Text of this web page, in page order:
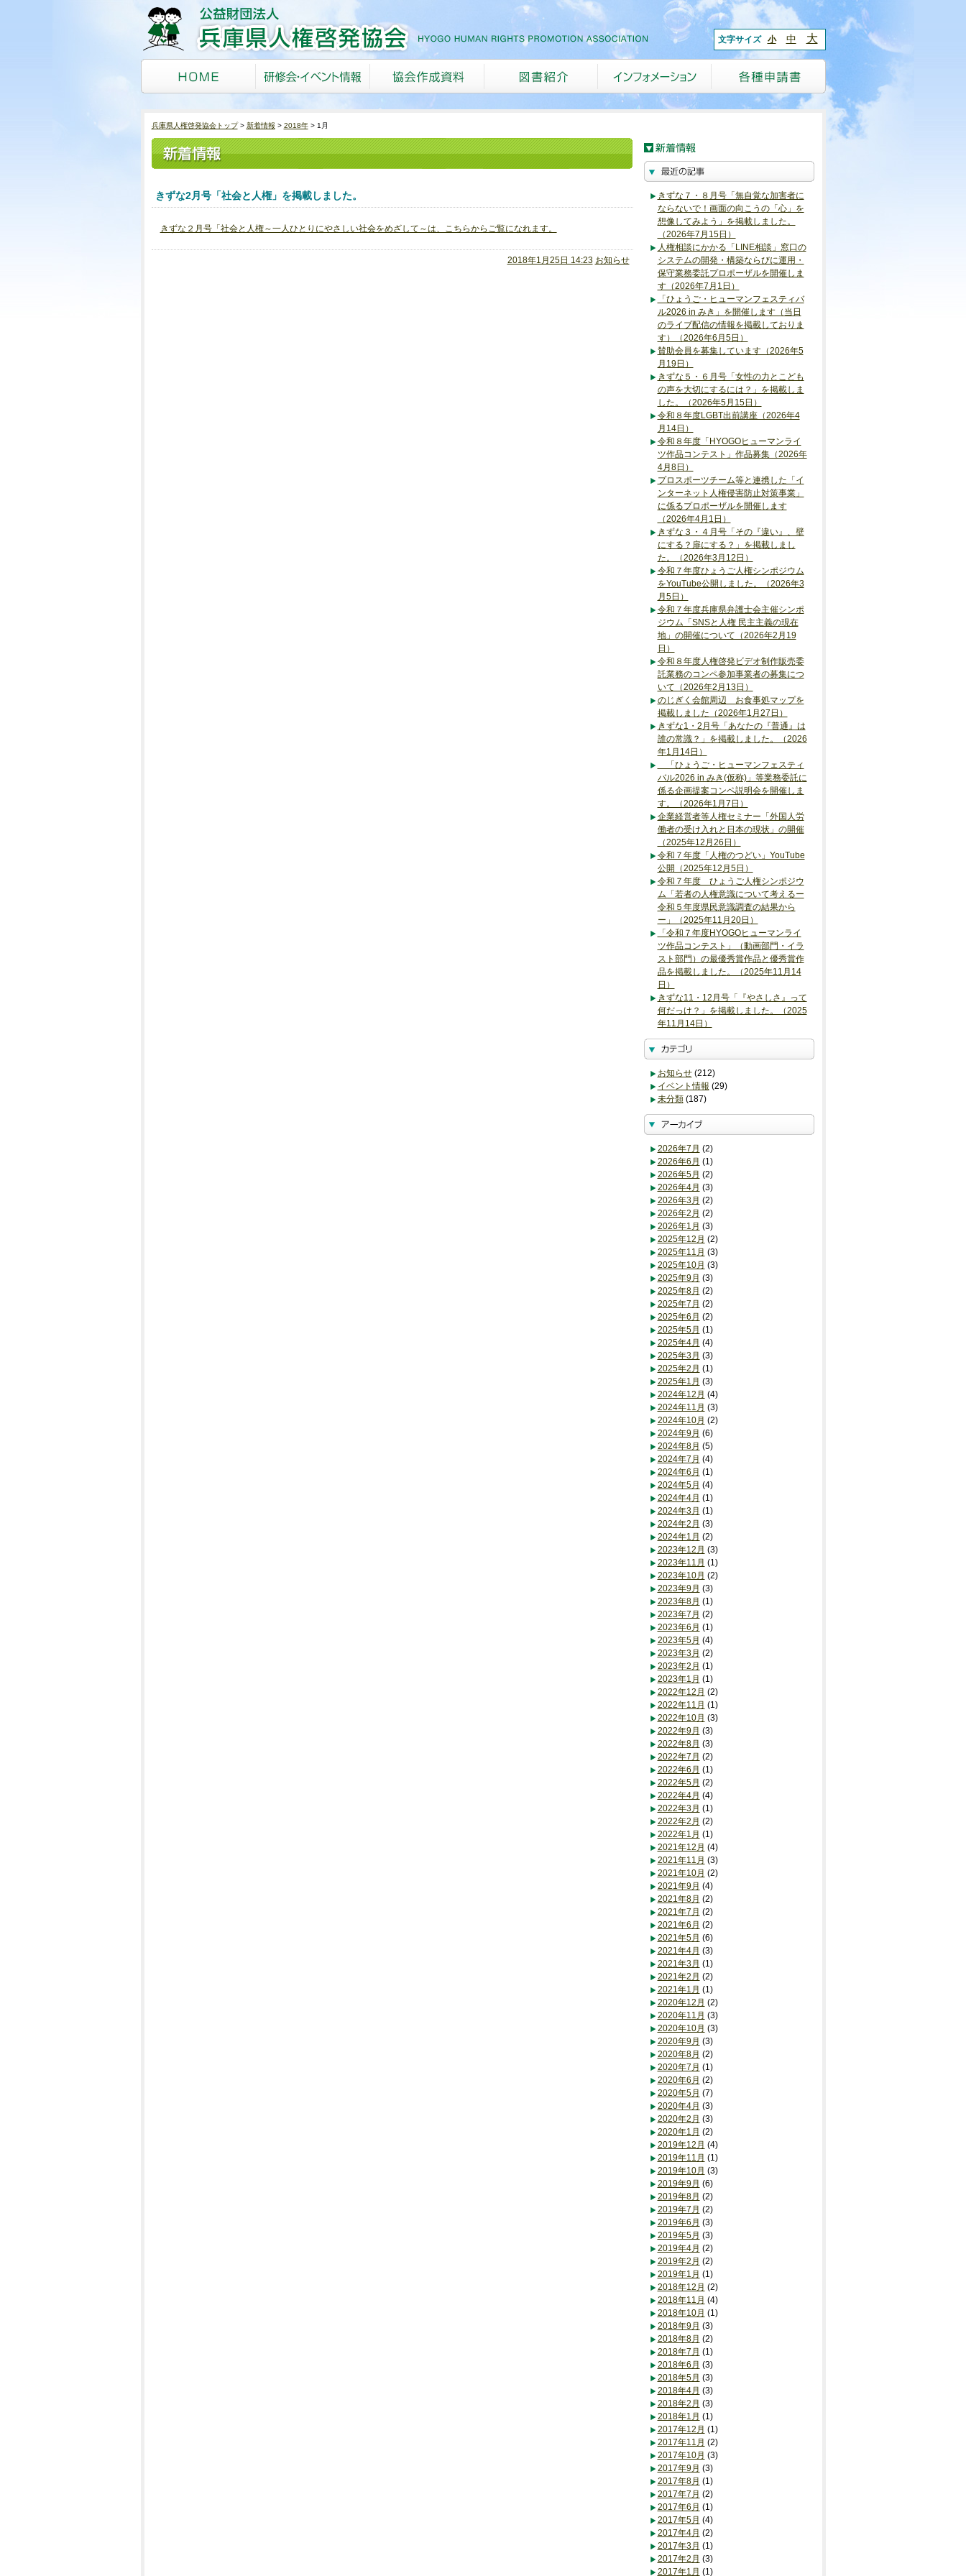
文字サイズ 小 中 大
兵庫県人権啓発協会トップ 新着情報 2018年 1月
きずな2月号「社会と人権」を掲載しました。
きずな２月号「社会と人権～一人ひとりにやさしい社会をめざして～は、こちらからご覧になれます。
2018年1月25日 14:23 お知らせ
きずな７・８月号「無自覚な加害者に
ならないで！画面の向こうの「心」を
想像してみよう」を掲載しました。
（2026年7月15日）
人権相談にかかる「LINE相談」窓口の
システムの開発・構築ならびに運用・
保守業務委託プロポーザルを開催しま
す（2026年7月1日）
「ひょうご・ヒューマンフェスティバ
ル2026 in みき」を開催します（当日
のライブ配信の情報を掲載しておりま
す）（2026年6月5日）
賛助会員を募集しています（2026年5
月19日）
きずな５・６月号「女性の力とこども
の声を大切にするには？」を掲載しま
した。（2026年5月15日）
令和８年度LGBT出前講座（2026年4
月14日）
令和８年度「HYOGOヒューマンライ
ツ作品コンテスト」作品募集（2026年
4月8日）
プロスポーツチーム等と連携した「イ
ンターネット人権侵害防止対策事業」
に係るプロポーザルを開催します
（2026年4月1日）
きずな３・４月号「その『違い』、壁
にする？扉にする？」を掲載しまし
た。（2026年3月12日）
令和７年度ひょうご人権シンポジウム
をYouTube公開しました。（2026年3
月5日）
令和７年度兵庫県弁護士会主催シンポ
ジウム「SNSと人権 民主主義の現在
地」の開催について（2026年2月19
日）
令和８年度人権啓発ビデオ制作販売委
託業務のコンペ参加事業者の募集につ
いて（2026年2月13日）
のじぎく会館周辺 お食事処マップを
掲載しました（2026年1月27日）
きずな1・2月号「あなたの『普通』は
誰の常識？」を掲載しました。（2026
年1月14日）
「ひょうご・ヒューマンフェスティ
バル2026 in みき(仮称)」等業務委託に
係る企画提案コンペ説明会を開催しま
す。（2026年1月7日）
企業経営者等人権セミナー「外国人労
働者の受け入れと日本の現状」の開催
（2025年12月26日）
令和７年度「人権のつどい」YouTube
公開（2025年12月5日）
令和７年度 ひょうご人権シンポジウ
ム「若者の人権意識について考えるー
令和５年度県民意識調査の結果から
ー」（2025年11月20日）
「令和７年度HYOGOヒューマンライ
ツ作品コンテスト」（動画部門・イラ
スト部門）の最優秀賞作品と優秀賞作
品を掲載しました。（2025年11月14
日）
きずな11・12月号「『やさしさ』って
何だっけ？」を掲載しました。（2025
年11月14日）
お知らせ(212)
イベント情報 (29)
未分類(187)
2026年7月 (2)
2026年6月 (1)
2026年5月 (2)
2026年4月 (3)
2026年3月 (2)
2026年2月 (2)
2026年1月 (3)
2025年12月 (2)
2025年11月 (3)
2025年10月 (3)
2025年9月 (3)
2025年8月 (2)
2025年7月 (2)
2025年6月 (2)
2025年5月 (1)
2025年4月 (4)
2025年3月 (3)
2025年2月 (1)
2025年1月 (3)
2024年12月 (4)
2024年11月 (3)
2024年10月 (2)
2024年9月 (6)
2024年8月 (5)
2024年7月 (4)
2024年6月 (1)
2024年5月 (4)
2024年4月 (1)
2024年3月 (1)
2024年2月 (3)
2024年1月 (2)
2023年12月 (3)
2023年11月 (1)
2023年10月 (2)
2023年9月 (3)
2023年8月 (1)
2023年7月 (2)
2023年6月 (1)
2023年5月 (4)
2023年3月 (2)
2023年2月 (1)
2023年1月 (1)
2022年12月 (2)
2022年11月 (1)
2022年10月 (3)
2022年9月 (3)
2022年8月 (3)
2022年7月 (2)
2022年6月 (1)
2022年5月 (2)
2022年4月 (4)
2022年3月 (1)
2022年2月 (2)
2022年1月 (1)
2021年12月 (4)
2021年11月 (3)
2021年10月 (2)
2021年9月 (4)
2021年8月 (2)
2021年7月 (2)
2021年6月 (2)
2021年5月 (6)
2021年4月 (3)
2021年3月 (1)
2021年2月 (2)
2021年1月 (1)
2020年12月 (2)
2020年11月 (3)
2020年10月 (3)
2020年9月 (3)
2020年8月 (2)
2020年7月 (1)
2020年6月 (2)
2020年5月 (7)
2020年4月 (3)
2020年2月 (3)
2020年1月 (2)
2019年12月 (4)
2019年11月 (1)
2019年10月 (3)
2019年9月 (6)
2019年8月 (2)
2019年7月 (2)
2019年6月 (3)
2019年5月 (3)
2019年4月 (2)
2019年2月 (2)
2019年1月 (1)
2018年12月 (2)
2018年11月 (4)
2018年10月 (1)
2018年9月 (3)
2018年8月 (2)
2018年7月 (1)
2018年6月 (3)
2018年5月 (3)
2018年4月 (3)
2018年2月 (3)
2018年1月 (1)
2017年12月 (1)
2017年11月 (2)
2017年10月 (3)
2017年9月 (3)
2017年8月 (1)
2017年7月 (2)
2017年6月 (1)
2017年5月 (4)
2017年4月 (2)
2017年3月 (1)
2017年2月 (3)
2017年1月 (1)